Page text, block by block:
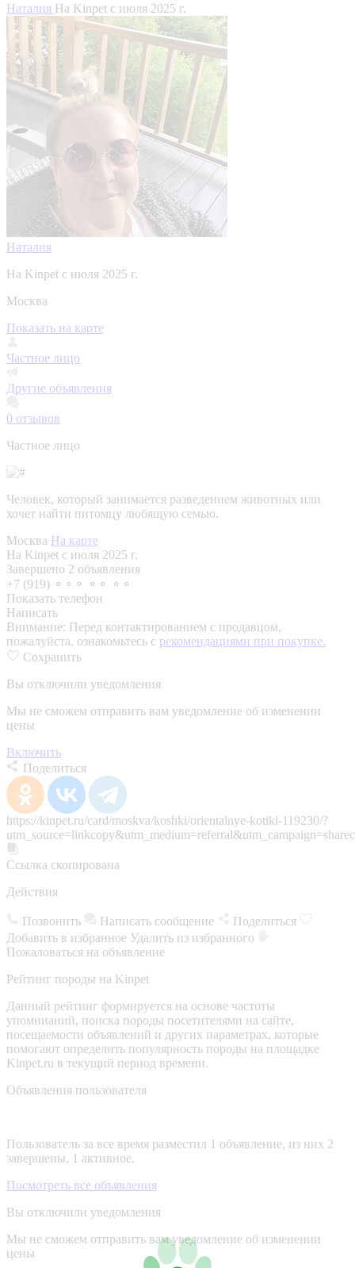
Наталия На Kinpet c июля 2025 г.
Наталия
На Kinpet c июля 2025 г.
Москва
Показать на карте
Частное лицо
Другие объявления
0 отзывов
Частное лицо
Человек, который занимается разведением животных или
хочет найти питомцу любящую семью.
Москва На карте
На Kinpet c июля 2025 г.
Завершено 2 объявления
+7 (919) ⚬⚬⚬ ⚬⚬ ⚬⚬
Показать телефон
Написать
Внимание: Перед контактированием с продавцом,
пожалуйста, ознакомьтесь с рекомендациями при покупке.
Сохранить
Вы отключили уведомления
Мы не сможем отправить вам уведомление об изменении
цены
Включить
Поделиться
https://kinpet.ru/card/moskva/koshki/orientalnye-kotiki-119230/?
Ссылка скопирована
Действия
Позвонить Написать сообщение
Поделиться
Добавить в избранное Удалить из избранного
Пожаловаться на объявление
Рейтинг породы на Kinpet
Данный рейтинг формируется на основе частоты
упоминаний, поиска породы посетителями на сайте,
посещаемости объявлений и других параметрах, которые
помогают определить популярность породы на площадке
Kinpet.ru в текущий период времени.
Объявления пользователя
Пользователь за все время разместил 1 объявление, из них 2
завершены, 1 активное.
Посмотреть все объявления
Вы отключили уведомления
Мы не сможем отправить вам уведомление об изменении
цены